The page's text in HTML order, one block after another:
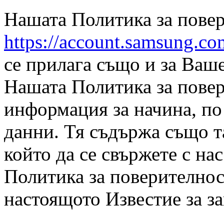
Нашата Политика за
https://
се прилага също и за
Нашата Политика за
информация за начина,
данни. Тя съдържа също
който да се свържете с
Политика за
настоящото Известие за